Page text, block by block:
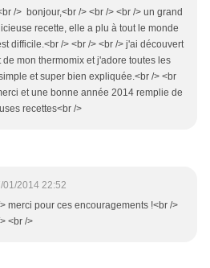
/> bonjour,<br /> <br /> <br /> un grand
recette, elle a plu à tout le monde
difficile.<br /> <br /> <br /> j'ai découvert
mon thermomix et j'adore toutes les
et super bien expliquée.<br /> <br
et une bonne année 2014 remplie de
recettes<br />
01/2014 22:52
merci pour ces encouragements !<br />
<br />